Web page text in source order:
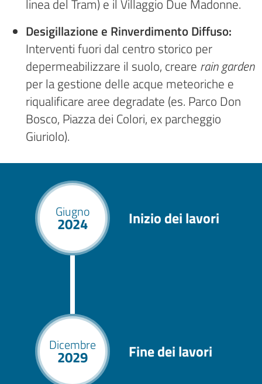
linea del Tram) e il Villaggio Due Madonne.
Desigillazione e Rinverdimento Diffuso:
Interventi fuori dal centro storico per
depermeabilizzare il suolo, creare rain garden
per la gestione delle acque meteoriche e
riqualificare aree degradate (es. Parco Don
Bosco, Piazza dei Colori, ex parcheggio
Giuriolo).
Giugno
2024 Inizio dei lavori
Dicembre
2029 Fine dei lavori